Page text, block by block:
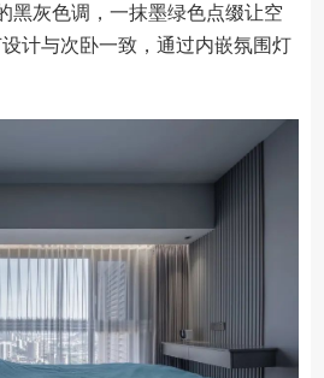
黑灰色调，一抹墨绿色点缀让空
计与次卧一致，通过内嵌氛围灯